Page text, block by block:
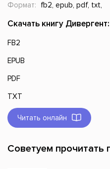
Формат:
fb2, epub, pdf, txt,
Скачать книгу Дивергент:
FB2
EPUB
PDF
TXT
Читать онлайн
Советуем прочитать